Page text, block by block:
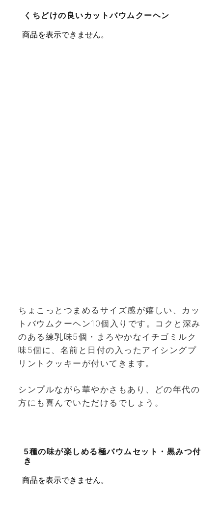
くちどけの良いカットバウムクーヘン
ちょこっとつまめるサイズ感が嬉しい、カッ
トバウムクーヘン10個入りです。コクと深み
のある練乳味5個・まろやかなイチゴミルク
味5個に、名前と日付の入ったアイシングプ
リントクッキーが付いてきます。
シンプルながら華やかさもあり、どの年代の
方にも喜んでいただけるでしょう。
5種の味が楽しめる極バウムセット・黒みつ付
き